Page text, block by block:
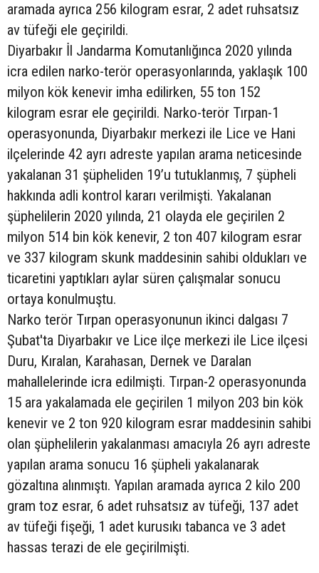
aramada ayrıca 256 kilogram esrar, 2 adet ruhsatsız
av tüfeği ele geçirildi.
Diyarbakır İl Jandarma Komutanlığınca 2020 yılında
icra edilen narko-terör operasyonlarında, yaklaşık 100
milyon kök kenevir imha edilirken, 55 ton 152
kilogram esrar ele geçirildi. Narko-terör Tırpan-1
operasyonunda, Diyarbakır merkezi ile Lice ve Hani
ilçelerinde 42 ayrı adreste yapılan arama neticesinde
yakalanan 31 şüpheliden 19’u tutuklanmış, 7 şüpheli
hakkında adli kontrol kararı verilmişti. Yakalanan
şüphelilerin 2020 yılında, 21 olayda ele geçirilen 2
milyon 514 bin kök kenevir, 2 ton 407 kilogram esrar
ve 337 kilogram skunk maddesinin sahibi oldukları ve
ticaretini yaptıkları aylar süren çalışmalar sonucu
ortaya konulmuştu.
Narko terör Tırpan operasyonunun ikinci dalgası 7
Şubat'ta Diyarbakır ve Lice ilçe merkezi ile Lice ilçesi
Duru, Kıralan, Karahasan, Dernek ve Daralan
mahallelerinde icra edilmişti. Tırpan-2 operasyonunda
15 ara yakalamada ele geçirilen 1 milyon 203 bin kök
kenevir ve 2 ton 920 kilogram esrar maddesinin sahibi
olan şüphelilerin yakalanması amacıyla 26 ayrı adreste
yapılan arama sonucu 16 şüpheli yakalanarak
gözaltına alınmıştı. Yapılan aramada ayrıca 2 kilo 200
gram toz esrar, 6 adet ruhsatsız av tüfeği, 137 adet
av tüfeği fişeği, 1 adet kurusıkı tabanca ve 3 adet
hassas terazi de ele geçirilmişti.